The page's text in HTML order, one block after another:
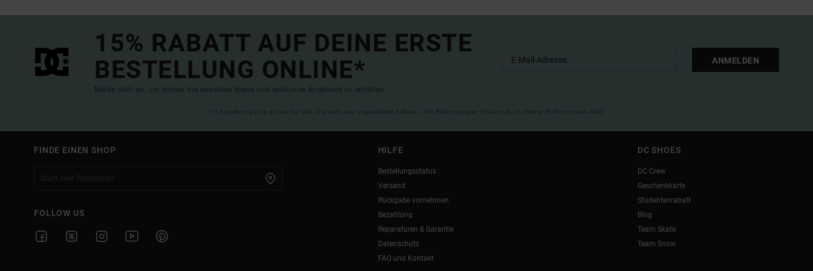
15% RABATT AUF DEINE ERSTE
BESTELLUNG ONLINE*
Melde dich an, um immer die neuesten News und exklusive Angebote zu erhalten.
ANMELDEN
(*) Angebot gültig online für alle, die sich neu angemeldet haben - Alle Bedingungen findest du in deiner Willkommens-Mail
FINDE EINEN SHOP
FOLLOW US
HILFE
Bestellungsstatus
Versand
Rückgabe vornehmen
Bezahlung
Reparaturen & Garantie
Datenschutz
FAQ und Kontakt
DC SHOES
DC Crew
Geschenkkarte
Studentenrabatt
Blog
Team Skate
Team Snow